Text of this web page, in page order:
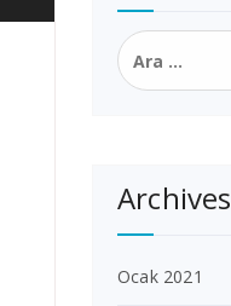
Arama:
Archives
Ocak 2021